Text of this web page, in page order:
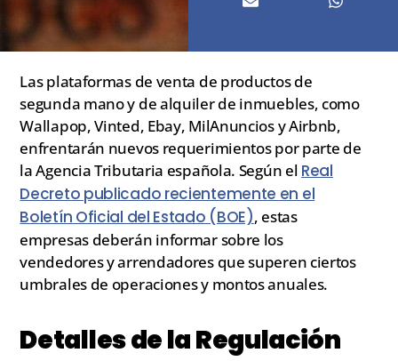
Las plataformas de venta de productos de
segunda mano y de alquiler de inmuebles, como
Wallapop, Vinted, Ebay, MilAnuncios y Airbnb,
enfrentarán nuevos requerimientos por parte de
la Agencia Tributaria española. Según el Real
Decreto publicado recientemente en el
Boletín Oficial del Estado (BOE), estas
empresas deberán informar sobre los
vendedores y arrendadores que superen ciertos
umbrales de operaciones y montos anuales.
Detalles de la Regulación